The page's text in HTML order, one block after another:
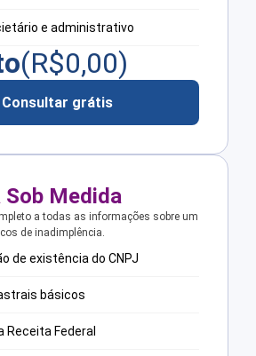
e administrativo
(R$0,00)
Consultar grátis
Sob Medida
a todas as informações sobre um
de inadimplência.
de existência do CNPJ
básicos
Receita Federal